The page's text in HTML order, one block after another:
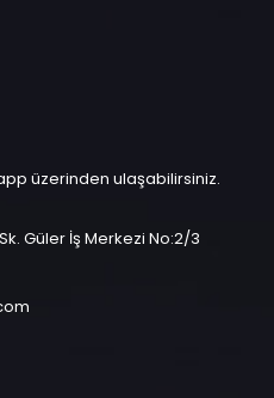
üzerinden ulaşabilirsiniz.
Güler İş Merkezi No:2/3